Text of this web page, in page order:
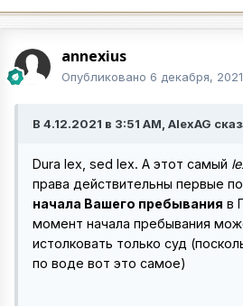
annexius
Опубликовано 6 декабря, 2021
В 4.12.2021 в 3:51 AM, AlexAG
Dura lex, sed lex. А этот самый
права действительны первые
начала Вашего пребывания в
момент начала пребывания
истолковать только суд
по воде вот это самое)